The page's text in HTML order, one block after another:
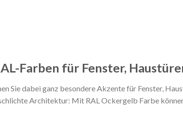
Farben für Fenster,
Sie dabei ganz besondere Akzente für Fenster,
Architektur: Mit RAL Ockergelb Farbe